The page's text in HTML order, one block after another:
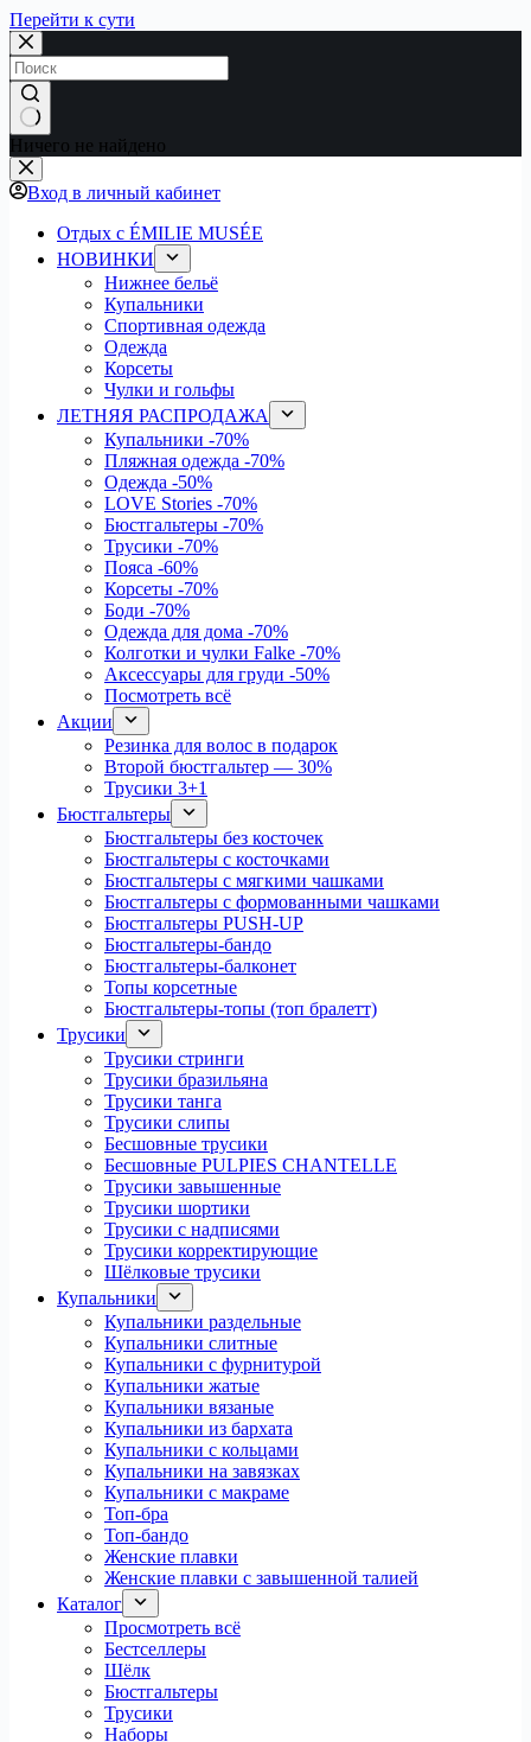
Перейти к сути
Ничего не найдено
Вход в личный кабинет
Отдых с ÉMILIE MUSÉE
НОВИНКИ
Нижнее бельё
Купальники
Спортивная одежда
Одежда
Корсеты
Чулки и гольфы
ЛЕТНЯЯ РАСПРОДАЖА
Купальники -70%
Пляжная одежда -70%
Одежда -50%
LOVE Stories -70%
Бюстгальтеры -70%
Трусики -70%
Пояса -60%
Корсеты -70%
Боди -70%
Одежда для дома -70%
Колготки и чулки Falke -70%
Аксессуары для груди -50%
Посмотреть всё
Акции
Резинка для волос в подарок
Второй бюстгальтер — 30%
Трусики 3+1
Бюстгальтеры
Бюстгальтеры без косточек
Бюстгальтеры с косточками
Бюстгальтеры с мягкими чашками
Бюстгальтеры с формованными чашками
Бюстгальтеры PUSH-UP
Бюстгальтеры-бандо
Бюстгальтеры-балконет
Топы корсетные
Бюстгальтеры-топы (топ бралетт)
Трусики
Трусики стринги
Трусики бразильяна
Трусики танга
Трусики слипы
Бесшовные трусики
Бесшовные PULPIES CHANTELLE
Трусики завышенные
Трусики шортики
Трусики с надписями
Трусики корректирующие
Шёлковые трусики
Купальники
Купальники раздельные
Купальники слитные
Купальники с фурнитурой
Купальники жатые
Купальники вязаные
Купальники из бархата
Купальники с кольцами
Купальники на завязках
Купальники с макраме
Топ-бра
Топ-бандо
Женские плавки
Женские плавки с завышенной талией
Каталог
Просмотреть всё
Бестселлеры
Шёлк
Бюстгальтеры
Трусики
Наборы